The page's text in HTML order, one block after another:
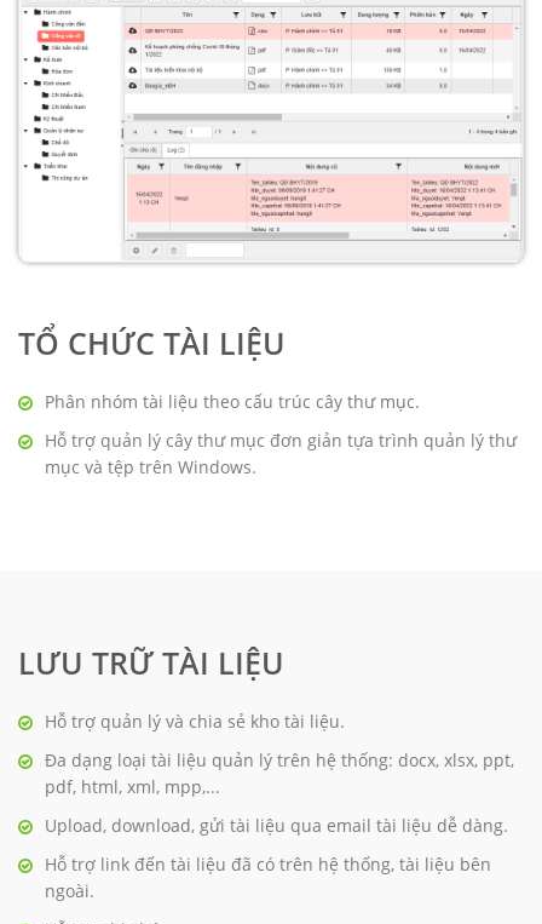
TỔ CHỨC TÀI LIỆU
Phân nhóm tài liệu theo cấu trúc cây thư mục.
Hỗ trợ quản lý cây thư mục đơn giản tựa trình quản lý thư
mục và tệp trên Windows.
LƯU TRỮ TÀI LIỆU
Hỗ trợ quản lý và chia sẻ kho tài liệu.
Đa dạng loại tài liệu quản lý trên hệ thống: docx, xlsx, ppt,
pdf, html, xml, mpp,...
Upload, download, gửi tài liệu qua email tài liệu dễ dàng.
Hỗ trợ link đến tài liệu đã có trên hệ thống, tài liệu bên
ngoài.